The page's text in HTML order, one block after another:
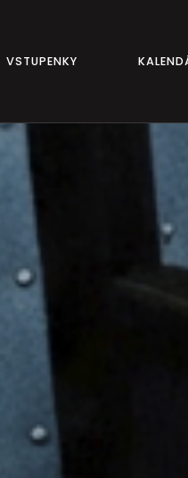
VSTUPENKY